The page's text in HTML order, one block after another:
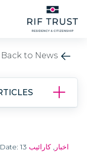
اخبار , کارائیب